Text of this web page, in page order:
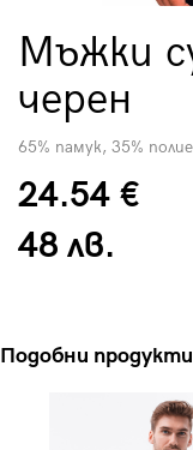
Мъжки
черен
65% памук, 35%
24.54 €
48 лв.
Подобни продукти